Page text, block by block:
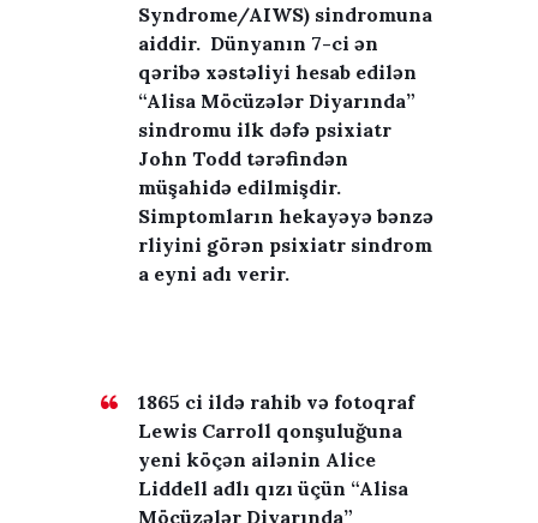
Syndrome/AIWS) sindromuna
aiddir. Dünyanın 7-ci ən
qəribə xəstəliyi hesab edilən
“Alisa Möcüzələr Diyarında”
sindromu ilk dəfə psixiatr
John Todd tərəfindən
müşahidə edilmişdir.
Simptomların hekayəyə bənzə
rliyini görən psixiatr sindrom
a eyni adı verir.
1865 ci ildə rahib və fotoqraf
Lewis Carroll qonşuluğuna
yeni köçən ailənin Alice
Liddell adlı qızı üçün “Alisa
Möcüzələr Diyarında”